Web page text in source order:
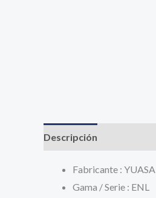
Descripción
Fabricante : YUASA
Gama / Serie : ENL